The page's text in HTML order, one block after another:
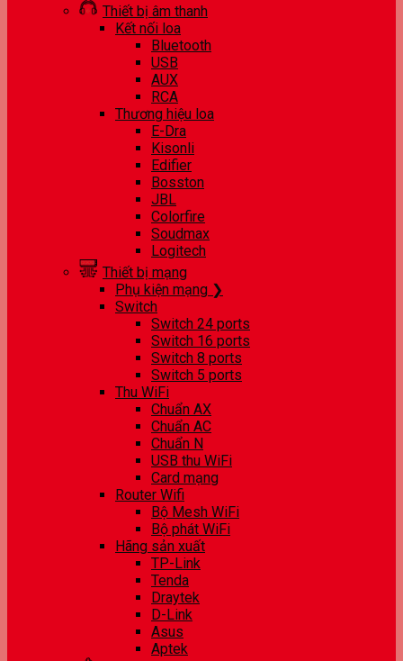
Thiết bị âm thanh
Kết nối loa
Bluetooth
USB
AUX
RCA
Thương hiệu loa
E-Dra
Kisonli
Edifier
Bosston
JBL
Colorfire
Soudmax
Logitech
Thiết bị mạng
Phụ kiện mạng ❯
Switch
Switch 24 ports
Switch 16 ports
Switch 8 ports
Switch 5 ports
Thu WiFi
Chuẩn AX
Chuẩn AC
Chuẩn N
USB thu WiFi
Card mạng
Router Wifi
Bộ Mesh WiFi
Bộ phát WiFi
Hãng sản xuất
TP-Link
Tenda
Draytek
D-Link
Asus
Aptek